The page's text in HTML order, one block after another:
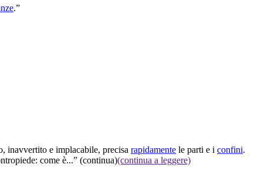
.”
inavvertito e implacabile, precisa rapidamente le parti e i confini.
come è...” (continua)(continua a leggere)